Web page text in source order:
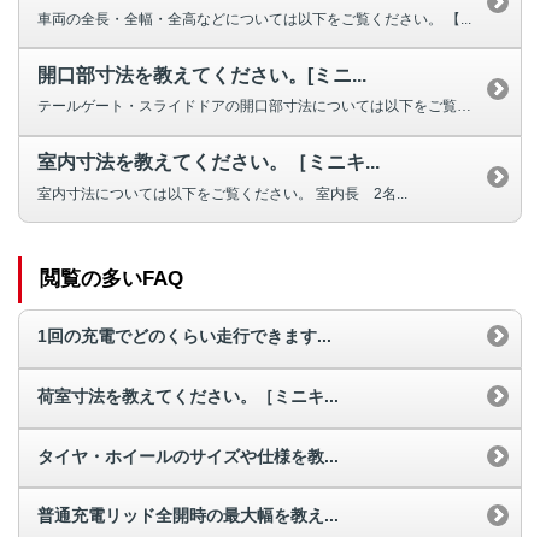
車両の全長・全幅・全高などについては以下をご覧ください。 【...
開口部寸法を教えてください。[ミニ...
テールゲート・スライドドアの開口部寸法については以下をご覧ください。 ...
室内寸法を教えてください。［ミニキ...
室内寸法については以下をご覧ください。 室内長 2名...
閲覧の多いFAQ
1回の充電でどのくらい走行できます...
荷室寸法を教えてください。［ミニキ...
タイヤ・ホイールのサイズや仕様を教...
普通充電リッド全開時の最大幅を教え...